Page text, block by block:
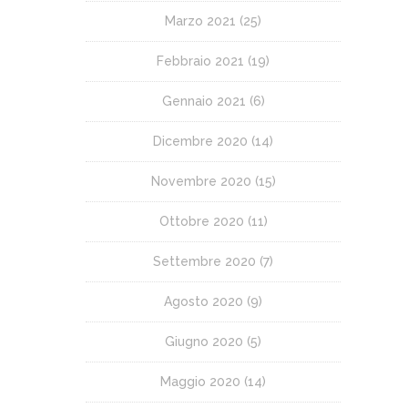
Marzo 2021 (25)
Febbraio 2021 (19)
Gennaio 2021 (6)
Dicembre 2020 (14)
Novembre 2020 (15)
Ottobre 2020 (11)
Settembre 2020 (7)
Agosto 2020 (9)
Giugno 2020 (5)
Maggio 2020 (14)